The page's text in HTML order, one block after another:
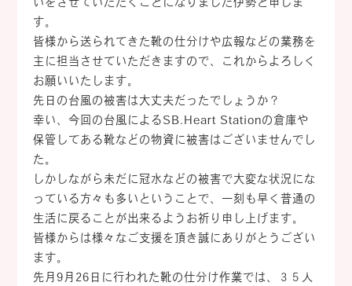
す。
皆様から送られてきた靴の仕分けや広報などの業務を
主に担当させていただきますので、これからよろしく
お願いいたします。
先日の台風の被害は大丈夫だったでしょうか？
幸い、今回の台風によるSB.Heart Stationの倉庫や
保管してある靴などの物資に被害はございませんでし
た。
しかしながら未だに冠水などの被害で大変な状況にな
っている方々も多いということで、一刻も早く普通の
生活に戻ることが出来るようお祈り申し上げます。
皆様からは様々なご支援を頂き誠にありがとうござい
ます。
先月9月26日に行われた靴の仕分け作業では、３５人